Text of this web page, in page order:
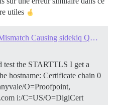
utiles
Email Hostname Certificate Mismatch Causing sidekiq Queue Overload, Severe Site Instability
test the STARTTLS I get a
hostname: Certificate chain 0
O=Proofpoint,
i:/C=US/O=DigiCert